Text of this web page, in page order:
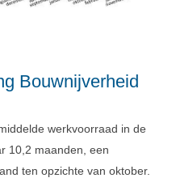
Bouwnijverheid
werkvoorraad in de
10,2 maanden, een
ten opzichte van oktober.